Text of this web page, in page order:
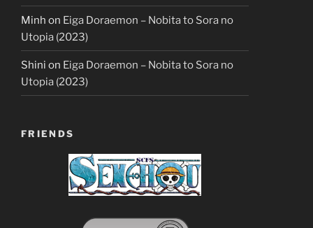
Minh on Eiga Doraemon – Nobita to Sora no
Utopia (2023)
Shini on Eiga Doraemon – Nobita to Sora no
Utopia (2023)
FRIENDS